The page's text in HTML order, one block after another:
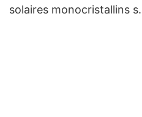
solaires monocristallins